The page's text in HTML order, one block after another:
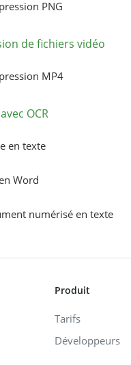
PNG
de fichiers vidéo
MP4
OCR
en texte
Word
numérisé en texte
Produit
Tarifs
Développeurs